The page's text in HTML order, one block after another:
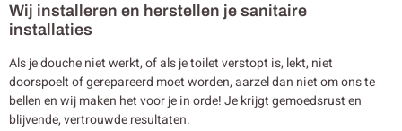
Wij installeren en herstellen je sanitaire
installaties
Als je douche niet werkt, of als je toilet verstopt is, lekt, niet
doorspoelt of gerepareerd moet worden, aarzel dan niet om ons te
bellen en wij maken het voor je in orde! Je krijgt gemoedsrust en
blijvende, vertrouwde resultaten.